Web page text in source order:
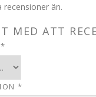
recensioner än.
MED ATT
*
*